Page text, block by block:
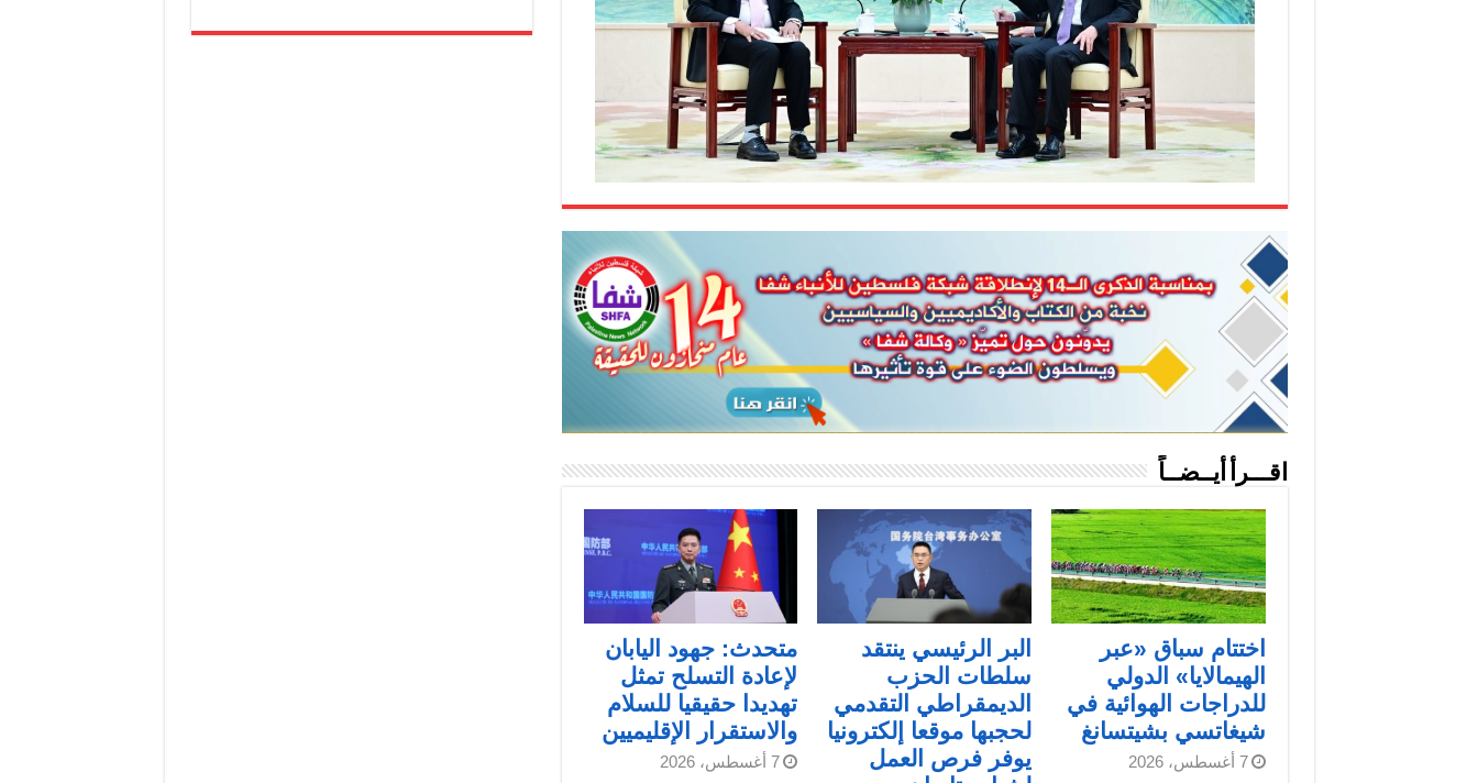
اقـــرأ أيــضــاً
اختتام سباق «عبر
الهيمالايا» الدولي
للدراجات الهوائية في
شيغاتسي بشيتسانغ
7 أغسطس، 2026
البر الرئيسي ينتقد
سلطات الحزب
الديمقراطي التقدمي
لحجبها موقعا إلكترونيا
يوفر فرص العمل
متحدث: جهود اليابان
لإعادة التسلح تمثل
تهديدا حقيقيا للسلام
والاستقرار الإقليميين
7 أغسطس، 2026